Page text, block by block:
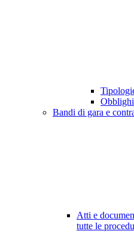
Bandi di gara e
Atti e
tutte le